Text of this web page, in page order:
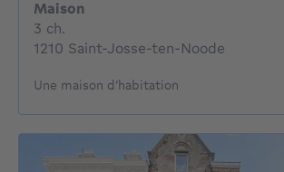
Maison
3 ch.
1210 Saint-Josse-ten-Noode
Une maison d’habitation